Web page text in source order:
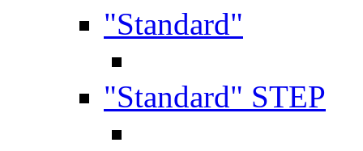
"Standard"
"Standard" STEP